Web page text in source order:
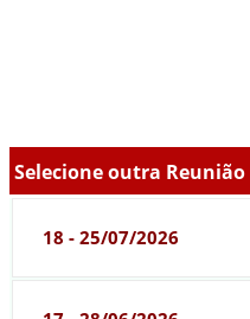
Selecione outra Reunião
18 - 25/07/2026